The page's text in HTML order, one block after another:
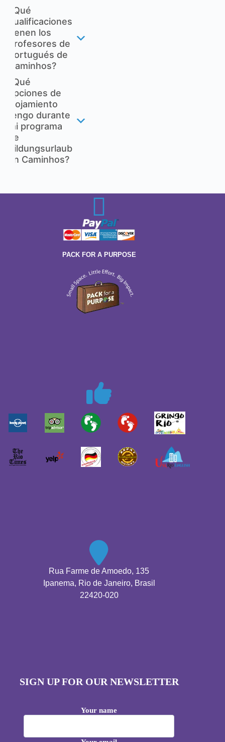
¿Qué
cualificaciones
tienen los
profesores de
portugués de
Caminhos?
¿Qué
opciones de
alojamiento
tengo durante
mi programa
de
Bildungsurlaub
en Caminhos?
PACK FOR A PURPOSE
Rua Farme de Amoedo, 135
Ipanema, Rio de Janeiro, Brasil
22420-020
SIGN UP FOR OUR NEWSLETTER
Your name